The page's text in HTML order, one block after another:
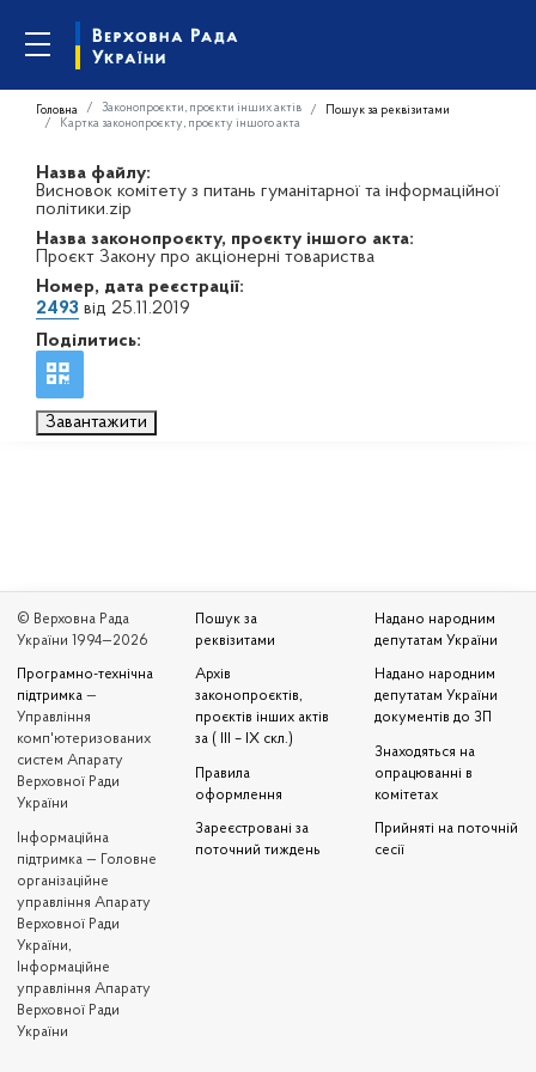
Головна Законопроєкти, проєкти інших актів
Пошук за реквізитами
Картка законопроєкту, проєкту іншого акта
Назва файлу:
Висновок комітету з питань гуманітарної та інформаційної
політики.zip
Назва законопроєкту, проєкту іншого акта:
Проєкт Закону про акціонерні товариства
Номер, дата реєстрації:
2493 від 25.11.2019
Поділитись:
Завантажити
© Верховна Рада
України 1994—2026
Програмно-технічна
підтримка —
Управління
комп'ютеризованих
систем Апарату
Верховної Ради
України
Iнформаційна
підтримка — Головне
організаційне
управління Апарату
Верховної Ради
України,
Інформаційне
управління Апарату
Верховної Ради
України
Пошук за
реквізитами
Архів
законопроєктів,
проєктів інших актів
за ( III – IX скл.)
Правила
оформлення
Зареєстровані за
поточний тиждень
Надано народним
депутатам України
Надано народним
депутатам України
документів до ЗП
Знаходяться на
опрацюванні в
комітетах
Прийняті на поточній
сесії